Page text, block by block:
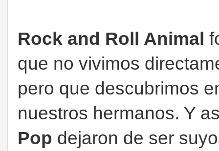
Rock and Roll Animal
que no vivimos
pero que descubrimos
nuestros hermanos. Y
Pop dejaron de ser